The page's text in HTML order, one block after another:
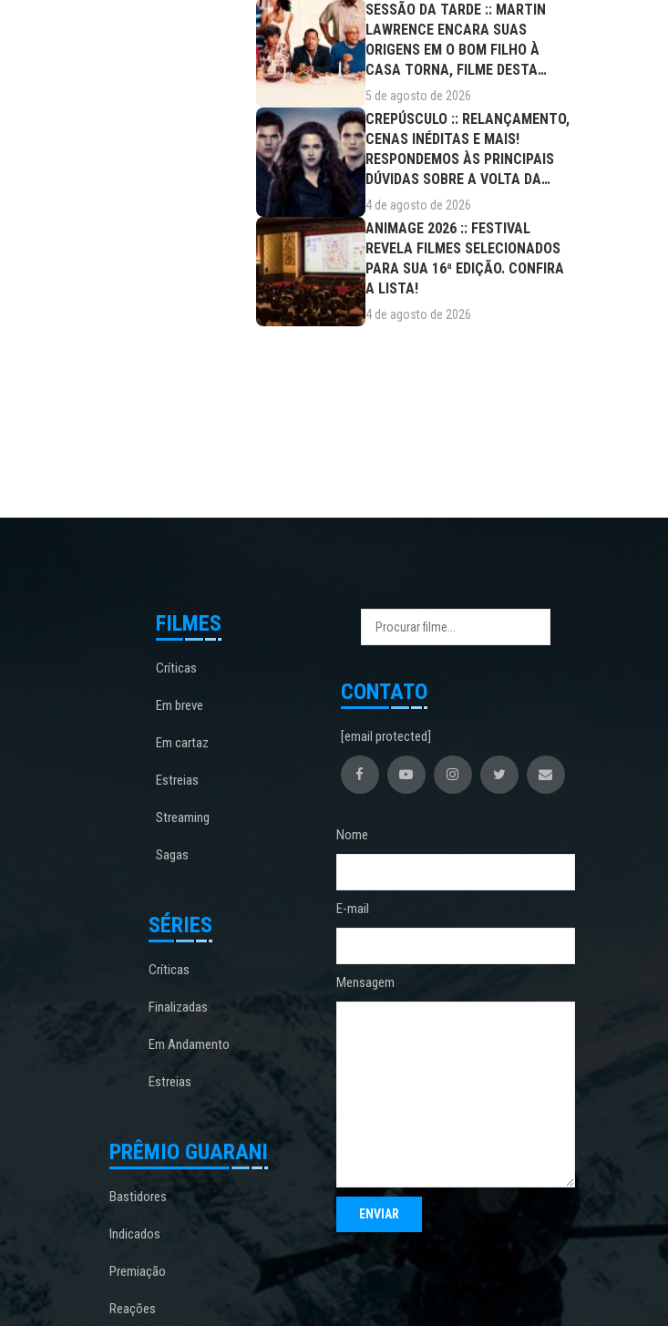
SESSÃO DA TARDE :: MARTIN
LAWRENCE ENCARA SUAS
ORIGENS EM O BOM FILHO À
CASA TORNA, FILME DESTA
QUARTA (05/08)
5 de agosto de 2026
CREPÚSCULO :: RELANÇAMENTO,
CENAS INÉDITAS E MAIS!
RESPONDEMOS ÀS PRINCIPAIS
DÚVIDAS SOBRE A VOLTA DA
SAGA AOS CINEMAS
4 de agosto de 2026
ANIMAGE 2026 :: FESTIVAL
REVELA FILMES SELECIONADOS
PARA SUA 16ª EDIÇÃO. CONFIRA
A LISTA!
4 de agosto de 2026
FILMES
Críticas
Em breve
Em cartaz
Estreias
Streaming
Sagas
SÉRIES
Críticas
Finalizadas
Em Andamento
Estreias
PRÊMIO GUARANI
Bastidores
Indicados
Premiação
Reações
CONTATO
[email protected]
Nome
E-mail
Mensagem